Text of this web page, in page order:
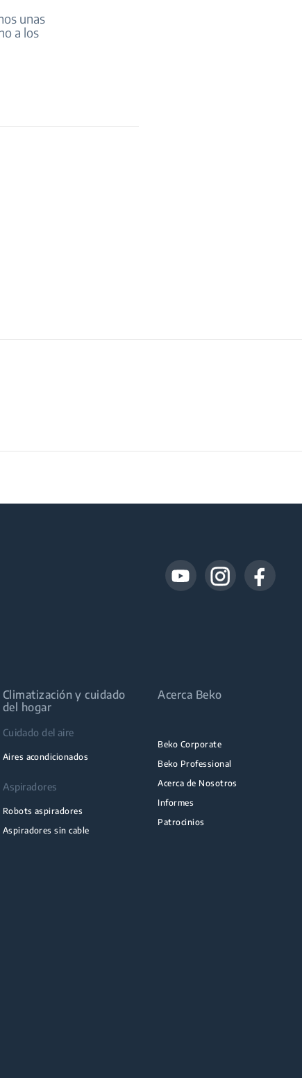
unas
a los
Climatización y cuidado
del hogar
Cuidado del aire
Aires acondicionados
Aspiradores
Robots aspiradores
Aspiradores sin cable
Acerca Beko
Beko Corporate
Beko Professional
Acerca de Nosotros
Informes
Patrocinios